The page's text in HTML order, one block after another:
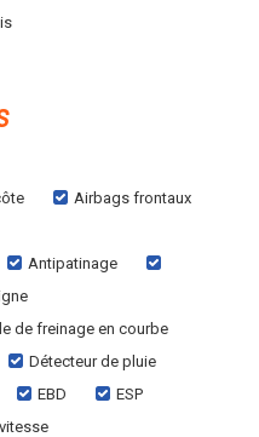
Airbags frontaux
Antipatinage
de freinage en courbe
Détecteur de pluie
EBD
ESP